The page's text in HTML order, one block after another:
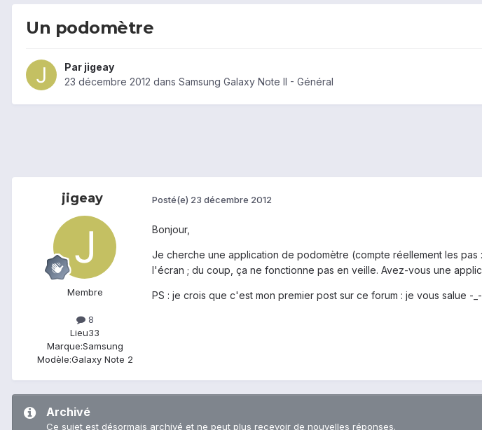
Un podomètre
Par jigeay
23 décembre 2012 dans Samsung Galaxy Note II - Général
jigeay
Membre
8
Lieu33
Marque:Samsung
Modèle:Galaxy Note 2
Posté(e) 23 décembre 2012
Bonjour,
Je cherche une application de podomètre (compte réellement les
l'écran ; du coup, ça ne fonctionne pas en veille. Avez-vous une
PS : je crois que c'est mon premier post sur ce forum : je vous salue -_-
Archivé
Ce sujet est désormais archivé et ne peut plus recevoir de nouvelles réponses.